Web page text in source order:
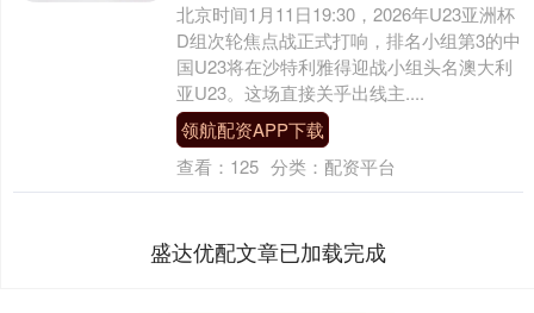
北京时间1月11日19:30，2026年U23亚洲杯
D组次轮焦点战正式打响，排名小组第3的中
国U23将在沙特利雅得迎战小组头名澳大利
亚U23。这场直接关乎出线主....
领航配资APP下载
查看： 125 分类： 配资平台
盛达优配文章已加载完成